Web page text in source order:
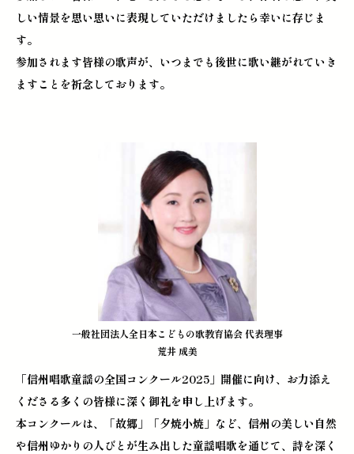
しい情景を思い思いに表現していただけましたら幸いに存じま
す。
参加されます皆様の歌声が、いつまでも後世に歌い継がれていき
ますことを祈念しております。
一般社団法人全日本こどもの歌教育協会 代表理事
荒井 成美
「信州唱歌童謡の全国コンクール2025」開催に向け、お力添え
くださる多くの皆様に深く御礼を申し上げます。
本コンクールは、「故郷」「夕焼小焼」など、信州の美しい自然
や信州ゆかりの人びとが生み出した童謡唱歌を通じて、詩を深く